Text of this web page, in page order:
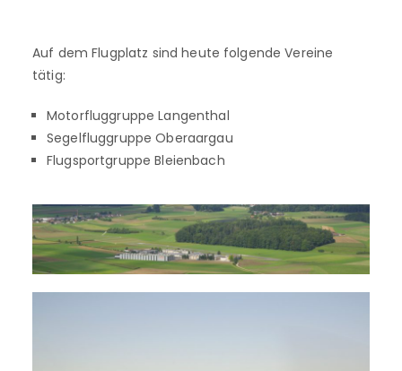
Auf dem Flugplatz sind heute folgende Vereine
tätig:
Motorfluggruppe Langenthal
Segelfluggruppe Oberaargau
Flugsportgruppe Bleienbach